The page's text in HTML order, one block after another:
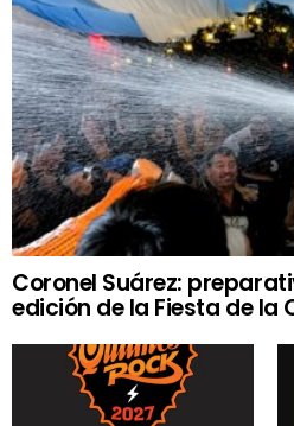
Coronel Suárez:
edición de la Fiesta de la